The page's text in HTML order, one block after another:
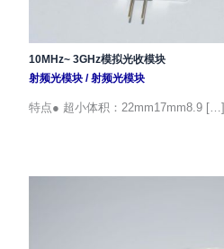
10MHz~ 3GHz模拟光收模块
射频光模块/射频光模块
特点● 超小体积：22mm17mm8.9 […]